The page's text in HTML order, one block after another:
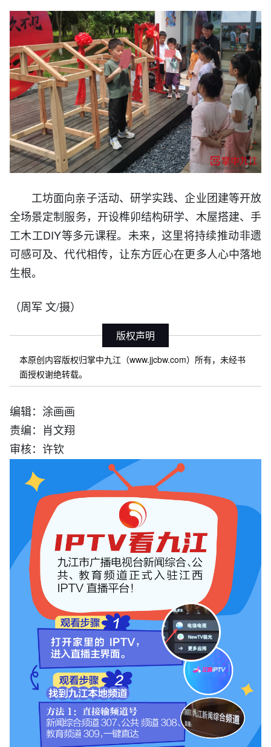
工坊面向亲子活动、研学实践、企业团建等开放
全场景定制服务，开设榫卯结构研学、木屋搭建、手
工木工DIY等多元课程。未来，这里将持续推动非遗
可感可及、代代相传，让东方匠心在更多人心中落地
生根。
（周军 文/摄）
版权声明
本原创内容版权归掌中九江（www.jjcbw.com）所有，未经书
面授权谢绝转载。
编辑：涂画画
责编：肖文翔
审核：许钦